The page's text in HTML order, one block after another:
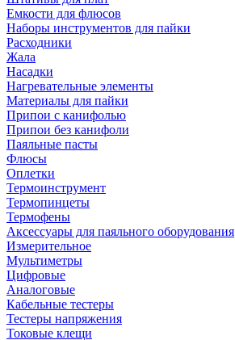
Емкости для флюсов
Наборы инструментов для пайки
Расходники
Жала
Насадки
Нагревательные элементы
Материалы для пайки
Припои с канифолью
Припои без канифоли
Паяльные пасты
Флюсы
Оплетки
Термоинструмент
Термопинцеты
Термофены
Аксессуары для паяльного оборудования
Измерительное
Мультиметры
Цифровые
Аналоговые
Кабельные тестеры
Тестеры напряжения
Токовые клещи